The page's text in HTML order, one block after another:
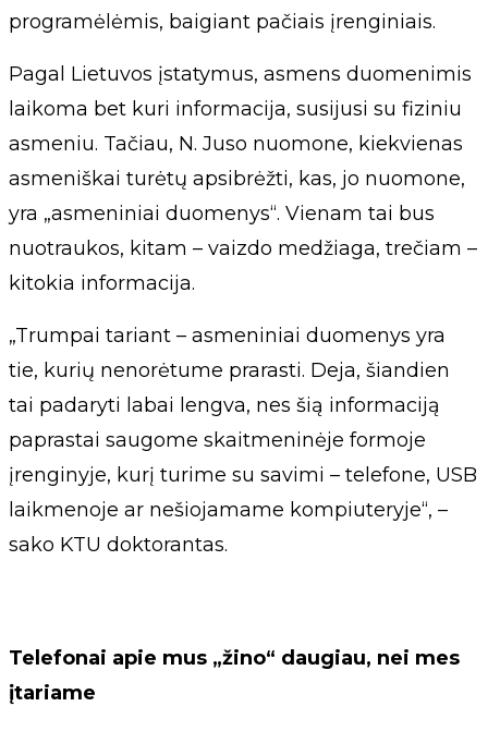
programėlėmis, baigiant pačiais įrenginiais.
Pagal Lietuvos įstatymus, asmens duomenimis
laikoma bet kuri informacija, susijusi su fiziniu
asmeniu. Tačiau, N. Juso nuomone, kiekvienas
asmeniškai turėtų apsibrėžti, kas, jo nuomone,
yra „asmeniniai duomenys“. Vienam tai bus
nuotraukos, kitam – vaizdo medžiaga, trečiam –
kitokia informacija.
„Trumpai tariant – asmeniniai duomenys yra
tie, kurių nenorėtume prarasti. Deja, šiandien
tai padaryti labai lengva, nes šią informaciją
paprastai saugome skaitmeninėje formoje
įrenginyje, kurį turime su savimi – telefone, USB
laikmenoje ar nešiojamame kompiuteryje“, –
sako KTU doktorantas.
Telefonai apie mus „žino“ daugiau, nei mes
įtariame